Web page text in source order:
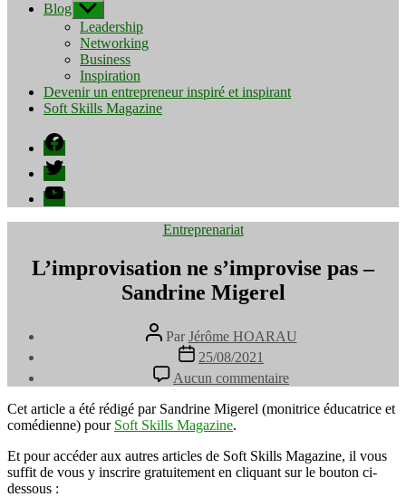
Blog Afficher
le
sous-
menu
Leadership
Networking
Business
Inspiration
Devenir un entrepreneur inspiré et inspirant
Soft Skills Magazine
Facebook
Twitter
YouTube
Catégories
Entreprenariat
L’improvisation ne s’improvise pas –
Sandrine Migerel
Auteur
de
l’article
Par Jérôme HOARAU
Date
l’article
25/08/2021
Aucun commentaire
L’improvisation
ne
–
Sandrine
Cet article a été rédigé par Sandrine Migerel (monitrice éducatrice et
comédienne) pour Soft Skills Magazine.
Et pour accéder aux autres articles de Soft Skills Magazine, il vous
suffit de vous y inscrire gratuitement en cliquant sur le bouton ci-
dessous :